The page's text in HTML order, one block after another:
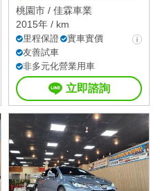
桃園市 / 佳霖車業
2015年 / km
里程保證
實車實價
友善試車
非多元化營業用車
立即諮詢